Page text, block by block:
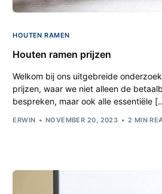
HOUTEN RAMEN
Houten ramen prijzen
Welkom bij ons uitgebreide
prijzen, waar we niet alleen de
bespreken, maar ook alle essentiële
ERWIN NOVEMBER 20, 2023 2 MIN